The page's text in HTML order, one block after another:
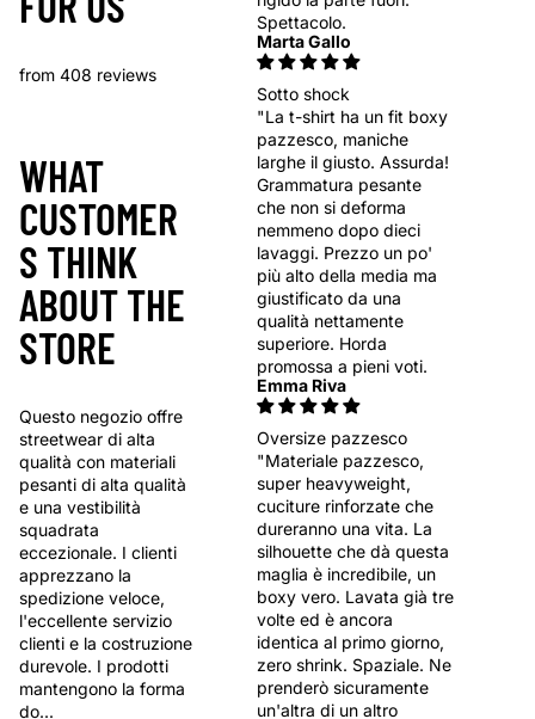
from 408 reviews
Spettacolo.
Marta Gallo
Sotto shock
"La t-shirt ha un fit boxy
pazzesco, maniche
larghe il giusto. Assurda!
Grammatura pesante
che non si deforma
nemmeno dopo dieci
lavaggi. Prezzo un po'
più alto della media ma
giustificato da una
qualità nettamente
superiore. Horda
promossa a pieni voti.
Emma Riva
Oversize pazzesco
"Materiale pazzesco,
super heavyweight,
cuciture rinforzate che
dureranno una vita. La
silhouette che dà questa
maglia è incredibile, un
boxy vero. Lavata già tre
volte ed è ancora
identica al primo giorno,
zero shrink. Spaziale. Ne
prenderò sicuramente
un'altra di un altro
WHAT
CUSTOMER
S THINK
ABOUT THE
STORE
Questo negozio offre
streetwear di alta
qualità con materiali
pesanti di alta qualità
e una vestibilità
squadrata
eccezionale. I clienti
apprezzano la
spedizione veloce,
l'eccellente servizio
clienti e la costruzione
durevole. I prodotti
mantengono la forma
do...